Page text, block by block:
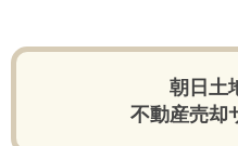
朝日土
不動産売却